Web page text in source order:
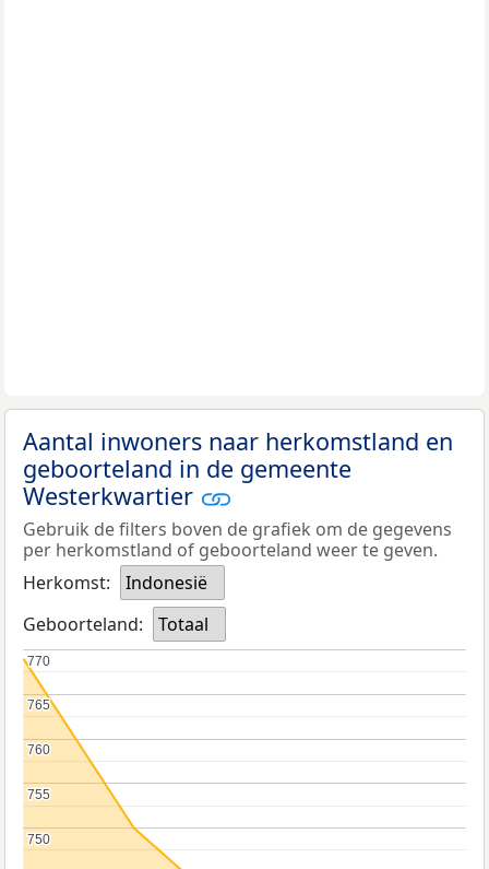
Aantal inwoners naar herkomstland en
geboorteland in de gemeente
Westerkwartier
Gebruik de filters boven de grafiek om de gegevens
per herkomstland of geboorteland weer te geven.
Herkomst:
Indonesië
Geboorteland:
Totaal
750
750
755
755
760
760
765
765
770
770